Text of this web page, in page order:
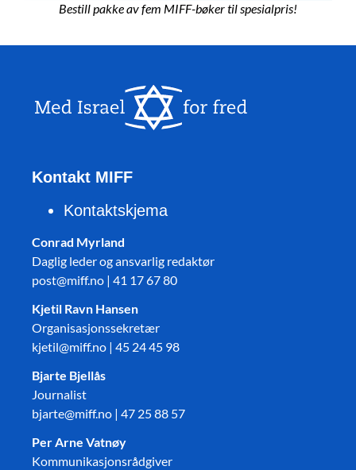
Bestill pakke av fem MIFF-bøker til spesialpris!
Kontakt MIFF
Kontaktskjema
Conrad Myrland
Daglig leder og ansvarlig redaktør
post@miff.no | 41 17 67 80
Kjetil Ravn Hansen
Organisasjonssekretær
kjetil@miff.no | 45 24 45 98
Bjarte Bjellås
Journalist
bjarte@miff.no | 47 25 88 57
Per Arne Vatnøy
Kommunikasjonsrådgiver